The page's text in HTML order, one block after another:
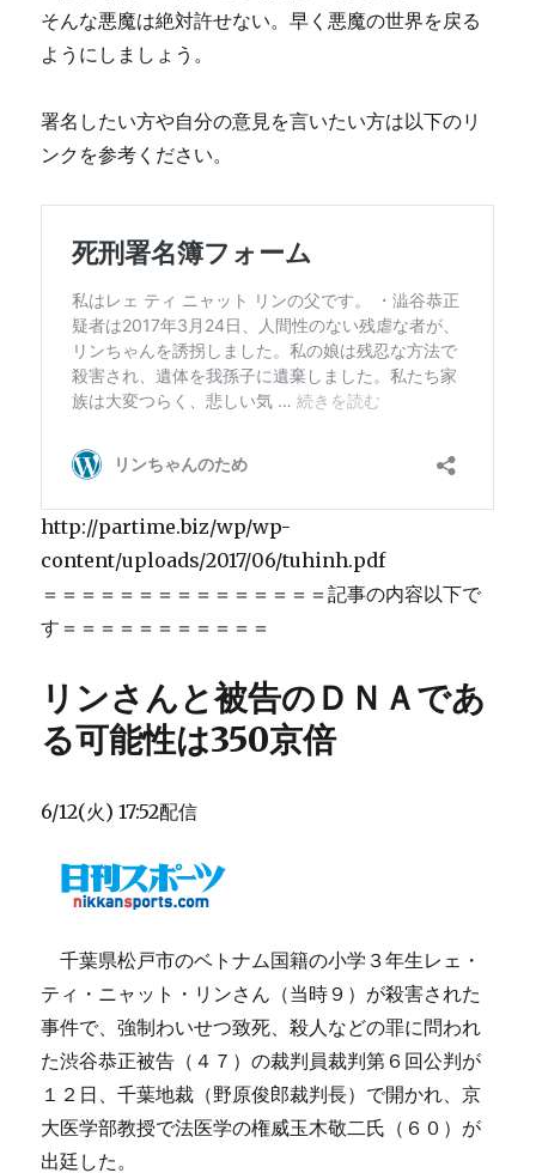
そんな悪魔は絶対許せない。早く悪魔の世界を戻る
ようにしましょう。
署名したい方や自分の意見を言いたい方は以下のリ
ンクを参考ください。
http://partime.biz/wp/wp-
content/uploads/2017/06/tuhinh.pdf
＝＝＝＝＝＝＝＝＝＝＝＝＝＝＝記事の内容以下で
す＝＝＝＝＝＝＝＝＝＝＝
リンさんと被告のＤＮＡであ
る可能性は350京倍
6/12(火) 17:52配信
千葉県松戸市のベトナム国籍の小学３年生レェ・
ティ・ニャット・リンさん（当時９）が殺害された
事件で、強制わいせつ致死、殺人などの罪に問われ
た渋谷恭正被告（４７）の裁判員裁判第６回公判が
１２日、千葉地裁（野原俊郎裁判長）で開かれ、京
大医学部教授で法医学の権威玉木敬二氏（６０）が
出廷した。